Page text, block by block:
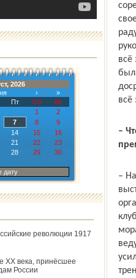
2026
›
»
Пт Сб
Вс
1
2
7 8
9
14 15
16
21 22
23
28 29
30
дату
революции 1917
ХХ века, принёсшее
России
всё
всё
–
–